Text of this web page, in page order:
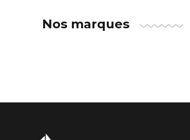
Nos marques